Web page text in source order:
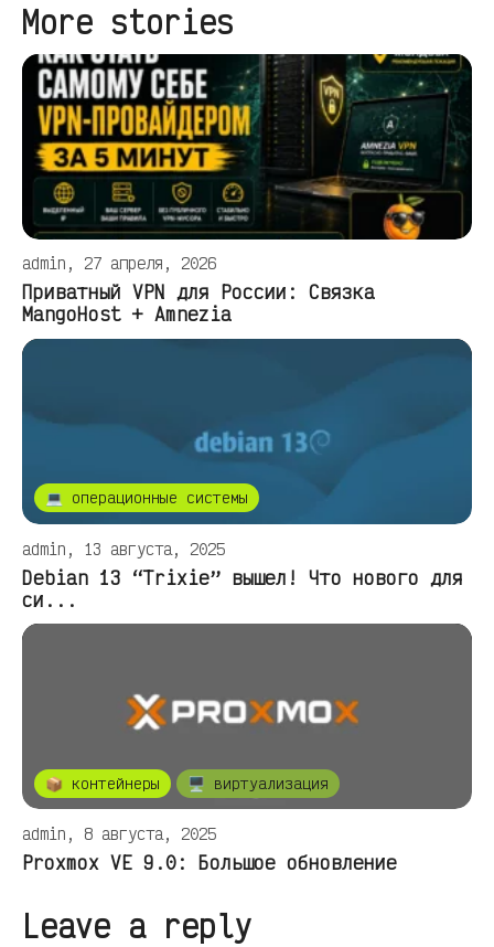
More stories
admin, 27 апреля, 2026
Приватный VPN для России: Связка
MangoHost + Amnezia
💻 операционные системы
admin, 13 августа, 2025
Debian 13 “Trixie” вышел! Что нового для
си...
📦 контейнеры 🖥️ виртуализация
admin, 8 августа, 2025
Proxmox VE 9.0: Большое обновление
Leave a reply